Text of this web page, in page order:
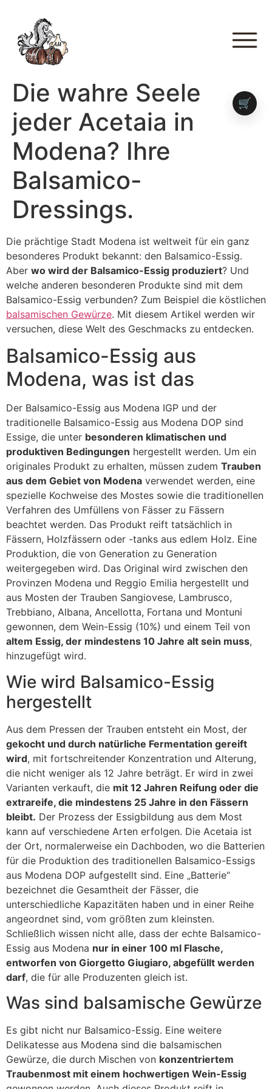
Die wahre Seele
jeder Acetaia in
Modena? Ihre
Balsamico-
Dressings.
Die prächtige Stadt Modena ist weltweit für ein ganz
besonderes Produkt bekannt: den Balsamico-Essig.
Aber wo wird der Balsamico-Essig produziert? Und
welche anderen besonderen Produkte sind mit dem
Balsamico-Essig verbunden? Zum Beispiel die köstlichen
balsamischen Gewürze. Mit diesem Artikel werden wir
versuchen, diese Welt des Geschmacks zu entdecken.
Balsamico-Essig aus
Modena, was ist das
Der Balsamico-Essig aus Modena IGP und der
traditionelle Balsamico-Essig aus Modena DOP sind
Essige, die unter besonderen klimatischen und
produktiven Bedingungen hergestellt werden. Um ein
originales Produkt zu erhalten, müssen zudem Trauben
aus dem Gebiet von Modena verwendet werden, eine
spezielle Kochweise des Mostes sowie die traditionellen
Verfahren des Umfüllens von Fässer zu Fässern
beachtet werden. Das Produkt reift tatsächlich in
Fässern, Holzfässern oder -tanks aus edlem Holz. Eine
Produktion, die von Generation zu Generation
weitergegeben wird. Das Original wird zwischen den
Provinzen Modena und Reggio Emilia hergestellt und
aus Mosten der Trauben Sangiovese, Lambrusco,
Trebbiano, Albana, Ancellotta, Fortana und Montuni
gewonnen, dem Wein-Essig (10%) und einem Teil von
altem Essig, der mindestens 10 Jahre alt sein muss,
hinzugefügt wird.
Wie wird Balsamico-Essig
hergestellt
Aus dem Pressen der Trauben entsteht ein Most, der
gekocht und durch natürliche Fermentation gereift
wird, mit fortschreitender Konzentration und Alterung,
die nicht weniger als 12 Jahre beträgt. Er wird in zwei
Varianten verkauft, die mit 12 Jahren Reifung oder die
extrareife, die mindestens 25 Jahre in den Fässern
bleibt. Der Prozess der Essigbildung aus dem Most
kann auf verschiedene Arten erfolgen. Die Acetaia ist
der Ort, normalerweise ein Dachboden, wo die Batterien
für die Produktion des traditionellen Balsamico-Essigs
aus Modena DOP aufgestellt sind. Eine „Batterie“
bezeichnet die Gesamtheit der Fässer, die
unterschiedliche Kapazitäten haben und in einer Reihe
angeordnet sind, vom größten zum kleinsten.
Schließlich wissen nicht alle, dass der echte Balsamico-
Essig aus Modena nur in einer 100 ml Flasche,
entworfen von Giorgetto Giugiaro, abgefüllt werden
darf, die für alle Produzenten gleich ist.
Was sind balsamische Gewürze
Es gibt nicht nur Balsamico-Essig. Eine weitere
Delikatesse aus Modena sind die balsamischen
Gewürze, die durch Mischen von konzentriertem
Traubenmost mit einem hochwertigen Wein-Essig
🛒